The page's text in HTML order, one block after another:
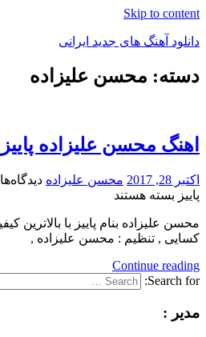
Skip to content
دانلود آهنگ های جدید ایرانی
دانلود
دسته: محسن علیزاده
اهنگ محسن علیزاده پاییز
اکتبر 28, 2017 محسن علیزاده دیدگاه‌ها
پاییز بسته هستند
کسایی , تنظیم : محسن علیزاده ,
Continue reading
Search for:
مدیر :